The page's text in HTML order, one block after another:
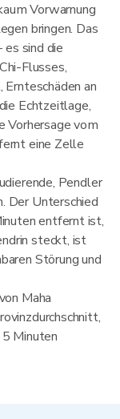
Vorwarnung
bringen. Das
es sind die
Flusses,
an
Echtzeitlage,
Vorhersage vom
eine Zelle
Pendler
Der Unterschied
entfernt ist,
steckt, ist
Störung und
Maha
Minuten